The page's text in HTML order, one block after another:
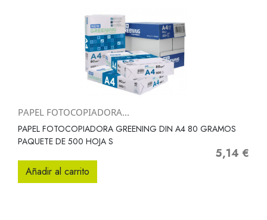
PAPEL FOTOCOPIADORA...
PAPEL FOTOCOPIADORA GREENING DIN A4 80 GRAMOS
PAQUETE DE 500 HOJA S
Precio
5,14 €
Añadir al carrito